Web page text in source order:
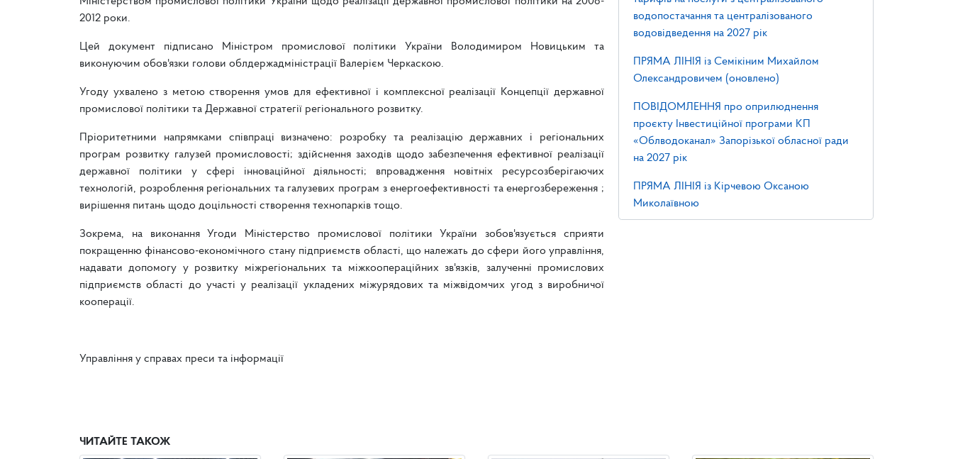
2012 роки.
Цей документ підписано Міністром промислової політики України Володимиром Новицьким та
виконуючим обов'язки голови облдержадміністрації Валерієм Черкаскою.
Угоду ухвалено з метою створення умов для ефективної і комплексної реалізації Концепції державної
промислової політики та Державної стратегії регіонального розвитку.
Пріоритетними напрямками співпраці визначено: розробку та реалізацію державних і регіональних
програм розвитку галузей промисловості; здійснення заходів щодо забезпечення ефективної реалізації
державної політики у сфері інноваційної діяльності; впровадження новітніх ресурсозберігаючих
технологій, розроблення регіональних та галузевих програм з енергоефективності та енергозбереження ;
вирішення питань щодо доцільності створення технопарків тощо.
Зокрема, на виконання Угоди Міністерство промислової політики України зобов'язується сприяти
покращенню фінансово-економічного стану підприємств області, що належать до сфери його управління,
надавати допомогу у розвитку міжрегіональних та міжкоопераційних зв'язків, залученні промислових
підприємств області до участі у реалізації укладених міжурядових та міжвідомчих угод з виробничої
кооперації.
Управління у справах преси та інформації
водопостачання та централізованого
водовідведення на 2027 рік
ПРЯМА ЛІНІЯ із Семікіним Михайлом
Олександровичем (оновлено)
ПОВІДОМЛЕННЯ про оприлюднення
проєкту Інвестиційної програми КП
«Облводоканал» Запорізької обласної ради
на 2027 рік
ПРЯМА ЛІНІЯ із Кірчевою Оксаною
Миколаївною
ЧИТАЙТЕ ТАКОЖ